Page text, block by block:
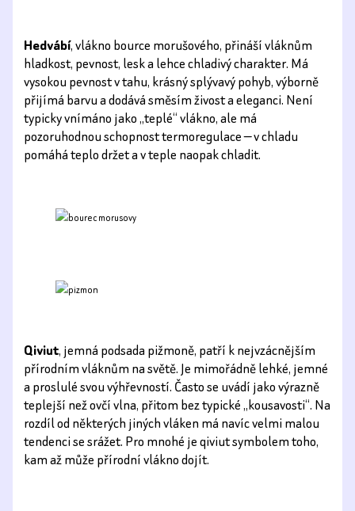
Hedvábí, vlákno bource morušového, přináší vláknům
hladkost, pevnost, lesk a lehce chladivý charakter. Má
vysokou pevnost v tahu, krásný splývavý pohyb, výborně
přijímá barvu a dodává směsím živost a eleganci. Není
typicky vnímáno jako „teplé“ vlákno, ale má
pozoruhodnou schopnost termoregulace — v chladu
pomáhá teplo držet a v teple naopak chladit.
Qiviut, jemná podsada pižmoně, patří k nejvzácnějším
přírodním vláknům na světě. Je mimořádně lehké, jemné
a proslulé svou výhřevností. Často se uvádí jako výrazně
teplejší než ovčí vlna, přitom bez typické „kousavosti“. Na
rozdíl od některých jiných vláken má navíc velmi malou
tendenci se srážet. Pro mnohé je qiviut symbolem toho,
kam až může přírodní vlákno dojít.